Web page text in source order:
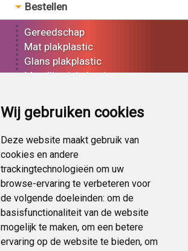
Wij gebruiken cookies
Deze website maakt gebruik van
cookies en andere
trackingtechnologieën om uw
browse-ervaring te verbeteren voor
de volgende doeleinden: om de
basisfunctionaliteit van de website
mogelijk te maken, om een betere
ervaring op de website te bieden, om
Bestellen
Gereedschap
Mat plakplastic
Glans plakplastic
Metallic plakplastic
Effect plakplastic
Bedrukt plakplastic
Carbon plakplastic
Lampen folie
Functionele folie
Plakplastic korting
Op bestelling
Pagina delen